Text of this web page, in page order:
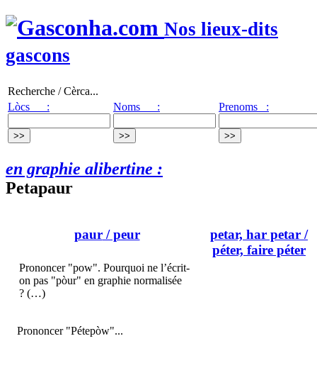
Nos lieux-dits
gascons
Recherche / Cèrca...
Lòcs :
Noms : Prenoms :
en graphie alibertine :
Petapaur
paur/ peur
Prononcer "pow". Pourquoi ne l’écrit-
on pas "pòur" en graphie normalisée
? (…)
petar, har petar /
péter, faire péter
Prononcer "Pétepòw"...